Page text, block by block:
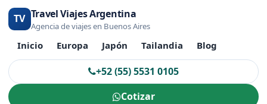
TV Travel Viajes Argentina
Agencia de viajes en Buenos Aires
Inicio Europa Japón Tailandia Blog
+52 (55) 5531 0105
Cotizar